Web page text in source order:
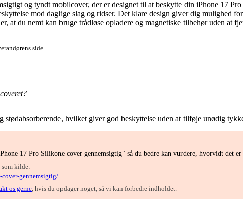
og tyndt mobilcover, der er designet til at beskytte din iPhone 17
mod daglige slag og ridser. Det klare design giver dig mulighed
at du nemt kan bruge trådløse opladere og magnetiske tilbehør uden at
side.
hvilket giver god beskyttelse uden at tilføje unødig
17 Pro Silikone cover gennemsigtig" så du bedre kan vurdere, hvorvidt det er
som kilde:
gennemsigtig/
os gerne , hvis du opdager noget, så vi kan forbedre indholdet.